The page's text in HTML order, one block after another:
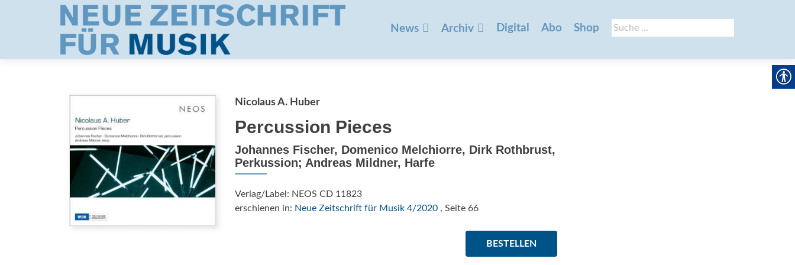
Suche
nach:
springen
News Archiv Digital Abo Shop
Nicolaus A. Huber
Percussion Pieces
Johannes Fischer, Domenico Melchiorre, Dirk Rothbrust,
Perkussion; Andreas Mildner, Harfe
Verlag/Label: NEOS CD 11823
erschienen in: Neue Zeitschrift für Musik 4/2020, Seite 66
BESTELLEN